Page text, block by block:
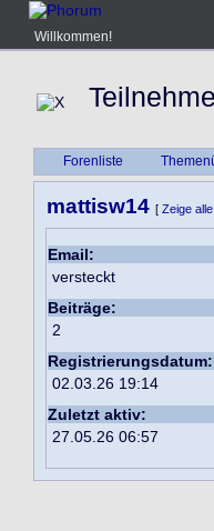
Willkommen!
Forenliste
mattisw14 [ Zeige
Email:
versteckt
Beiträge:
2
Registrierungsdatum:
02.03.26 19:14
Zuletzt aktiv:
27.05.26 06:57